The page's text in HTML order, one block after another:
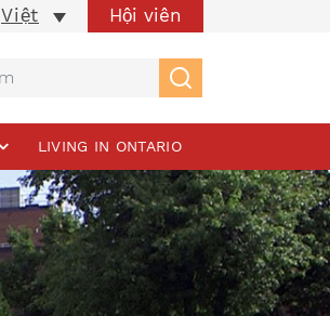
Việt Hội viên
LIVING IN ONTARIO